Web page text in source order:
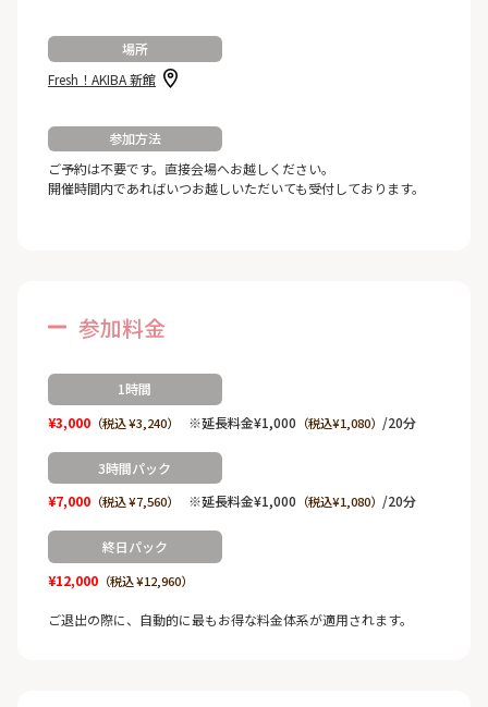
場所
Fresh！AKIBA 新館
参加方法
ご予約は不要です。直接会場へお越しください。
開催時間内であればいつお越しいただいても受付しております。
参加料金
1時間
¥3,000（税込 ¥3,240） ※延長料金¥1,000 （税込¥1,080） /20分
3時間パック
¥7,000（税込 ¥7,560） ※延長料金¥1,000 （税込¥1,080） /20分
終日パック
¥12,000（税込 ¥12,960）
ご退出の際に、自動的に最もお得な料金体系が適用されます。